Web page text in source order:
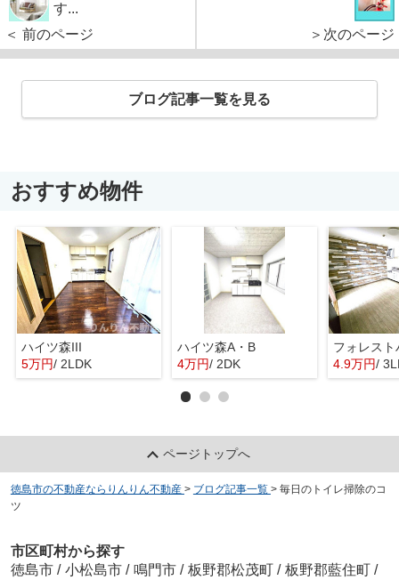
す...
＜ 前のページ
＞次のページ
ブログ記事一覧を見る
おすすめ物件
ハイツ森III
5万円/ 2LDK
ハイツ森A・B
4万円/ 2DK
フォレスト
4.9万円/
ページトップへ
徳島市の不動産ならりんりん不動産 > ブログ記事一覧 > 毎日のトイレ掃除のコ
ツ
市区町村から探す
徳島市 / 小松島市 / 鳴門市 / 板野郡松茂町 / 板野郡藍住町 /